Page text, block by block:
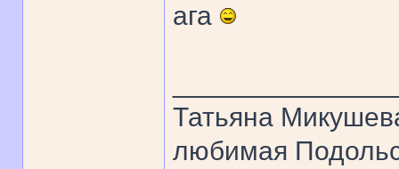
ага
Татьяна
любимая